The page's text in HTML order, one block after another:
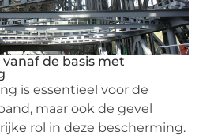
de basis met
is essentieel voor de
maar ook de gevel
rol in deze bescherming.